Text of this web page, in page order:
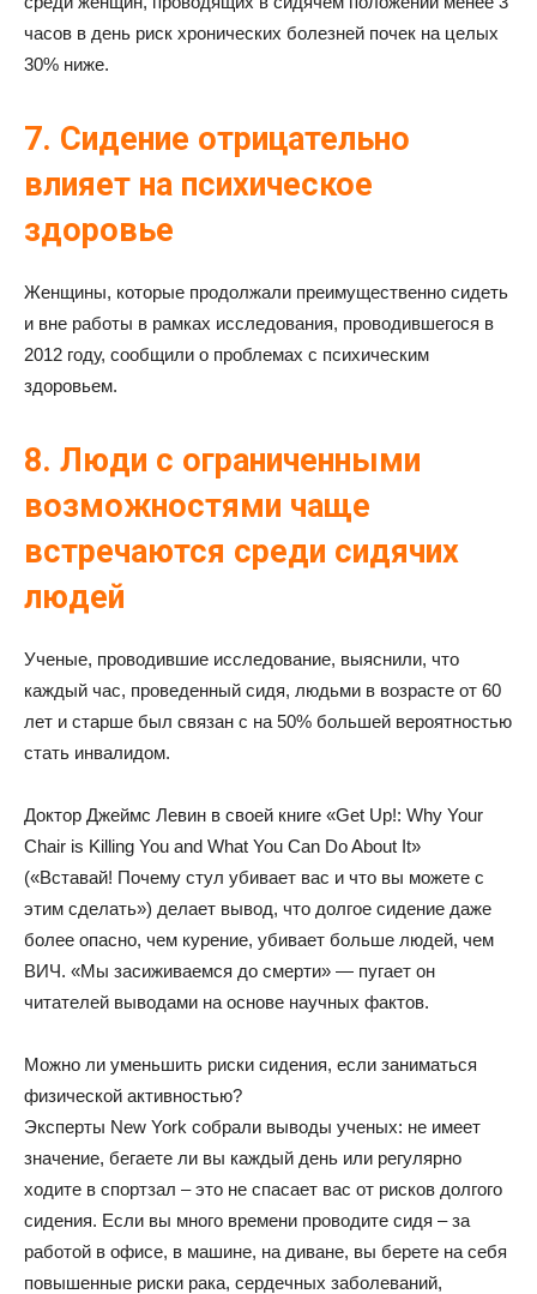
часов в день риск хронических болезней почек на целых
30% ниже.
7. Сидение отрицательно
влияет на психическое
здоровье
Женщины, которые продолжали преимущественно сидеть
и вне работы в рамках исследования, проводившегося в
2012 году, сообщили о проблемах с психическим
здоровьем.
8. Люди с ограниченными
возможностями чаще
встречаются среди сидячих
людей
Ученые, проводившие исследование, выяснили, что
каждый час, проведенный сидя, людьми в возрасте от 60
лет и старше был связан с на 50% большей вероятностью
стать инвалидом.
Доктор Джеймс Левин в своей книге «Get Up!: Why Your
Chair is Killing You and What You Can Do About It»
(«Вставай! Почему стул убивает вас и что вы можете с
этим сделать») делает вывод, что долгое сидение даже
более опасно, чем курение, убивает больше людей, чем
ВИЧ. «Мы засиживаемся до смерти» — пугает он
читателей выводами на основе научных фактов.
Можно ли уменьшить риски сидения, если заниматься
физической активностью?
Эксперты New York собрали выводы ученых: не имеет
значение, бегаете ли вы каждый день или регулярно
ходите в спортзал – это не спасает вас от рисков долгого
сидения. Если вы много времени проводите сидя – за
работой в офисе, в машине, на диване, вы берете на себя
повышенные риски рака, сердечных заболеваний,